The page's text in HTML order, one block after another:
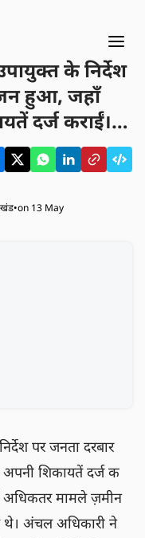
के निर्देश
हुआ, जहाँ
दर्ज कराईं।
अधिकतर
पत्र और पेंशन से
त्वरित
संबंधित
•on 13 May
पर जनता दरबार
शिकायतें दर्ज क
मामले ज़मीन
थे। अंचल अधिकारी ने